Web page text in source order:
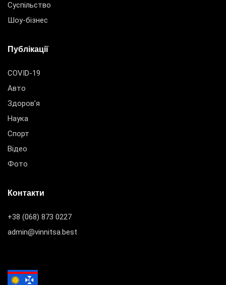
Суспільство
Шоу-бізнес
Публікації
COVID-19
Авто
Здоров’я
Наука
Спорт
Відео
Фото
Контакти
+38 (068) 873 0227
admin@vinnitsa.best